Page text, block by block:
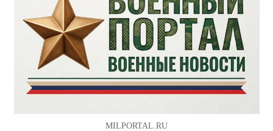
MILPORTAL.RU